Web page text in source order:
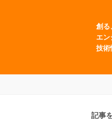
創る
エン
技術
記事